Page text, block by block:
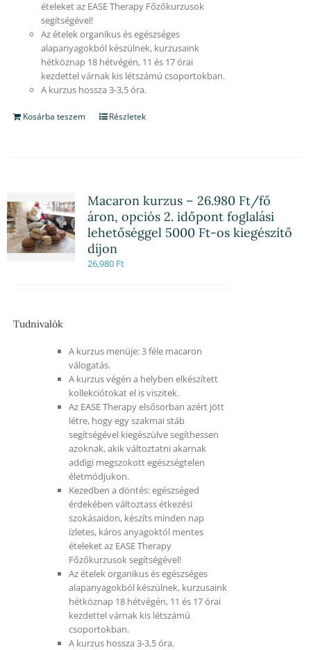
ételeket az EASE Therapy Főzőkurzusok
segítségével!
Az ételek organikus és egészséges
alapanyagokból készülnek, kurzusaink
hétköznap 18 hétvégén, 11 és 17 órai
kezdettel várnak kis létszámú csoportokban.
A kurzus hossza 3-3,5 óra.
Kosárba teszem Részletek
Macaron kurzus – 26.980 Ft/fő
áron, opciós 2. időpont foglalási
lehetőséggel 5000 Ft-os kiegészítő
díjon
26,980 Ft
Tudnivalók
A kurzus menüje: 3 féle macaron
válogatás.
A kurzus végén a helyben elkészített
kollekciótokat el is viszitek.
Az EASE Therapy elsősorban azért jött
létre, hogy egy szakmai stáb
segítségével kiegészülve segíthessen
azoknak, akik változtatni akarnak
addigi megszokott egészségtelen
életmódjukon.
Kezedben a döntés: egészséged
érdekében változtass étkezési
szokásaidon, készíts minden nap
ízletes, káros anyagoktól mentes
ételeket az EASE Therapy
Főzőkurzusok segítségével!
Az ételek organikus és egészséges
alapanyagokból készülnek, kurzusaink
hétköznap 18 hétvégén, 11 és 17 órai
kezdettel várnak kis létszámú
csoportokban.
A kurzus hossza 3-3,5 óra.